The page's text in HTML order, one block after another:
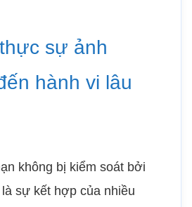
sự ảnh
hành vi lâu
không bị kiểm soát bởi
sự kết hợp của nhiều